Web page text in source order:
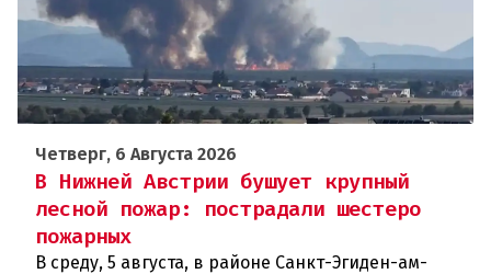
Четверг, 6 Августа 2026
В Нижней Австрии бушует крупный
лесной пожар: пострадали шестеро
пожарных
В среду, 5 августа, в районе Санкт-Эгиден-ам-